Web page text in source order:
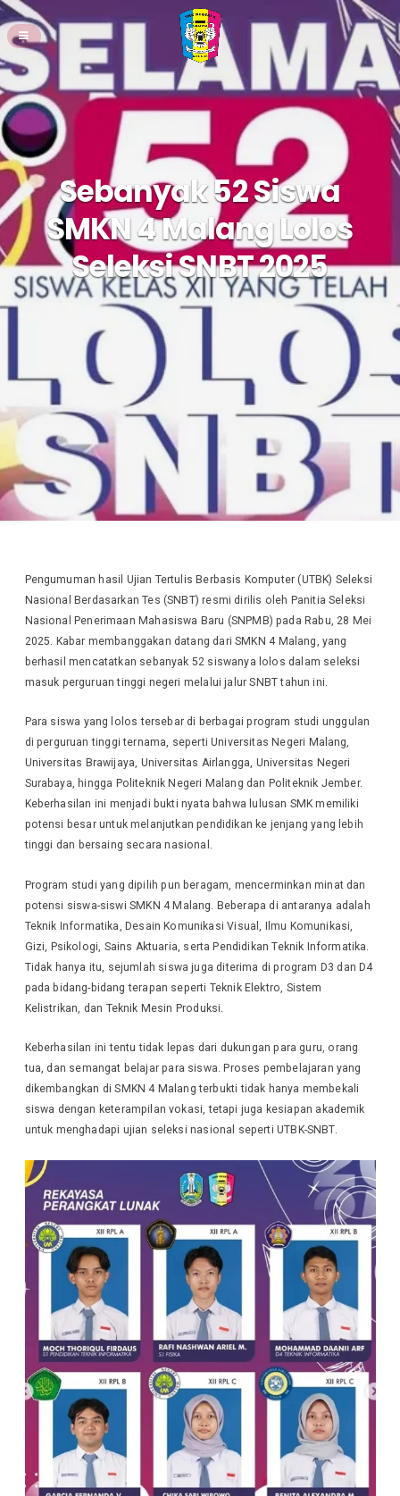
Sebanyak 52 Siswa
SMKN 4 Malang Lolos
Seleksi SNBT 2025
Pengumuman hasil Ujian Tertulis Berbasis Komputer (UTBK) Seleksi
Nasional Berdasarkan Tes (SNBT) resmi dirilis oleh Panitia Seleksi
Nasional Penerimaan Mahasiswa Baru (SNPMB) pada Rabu, 28 Mei
2025. Kabar membanggakan datang dari SMKN 4 Malang, yang
berhasil mencatatkan sebanyak 52 siswanya lolos dalam seleksi
masuk perguruan tinggi negeri melalui jalur SNBT tahun ini.
Para siswa yang lolos tersebar di berbagai program studi unggulan
di perguruan tinggi ternama, seperti Universitas Negeri Malang,
Universitas Brawijaya, Universitas Airlangga, Universitas Negeri
Surabaya, hingga Politeknik Negeri Malang dan Politeknik Jember.
Keberhasilan ini menjadi bukti nyata bahwa lulusan SMK memiliki
potensi besar untuk melanjutkan pendidikan ke jenjang yang lebih
tinggi dan bersaing secara nasional.
Program studi yang dipilih pun beragam, mencerminkan minat dan
potensi siswa-siswi SMKN 4 Malang. Beberapa di antaranya adalah
Teknik Informatika, Desain Komunikasi Visual, Ilmu Komunikasi,
Gizi, Psikologi, Sains Aktuaria, serta Pendidikan Teknik Informatika.
Tidak hanya itu, sejumlah siswa juga diterima di program D3 dan D4
pada bidang-bidang terapan seperti Teknik Elektro, Sistem
Kelistrikan, dan Teknik Mesin Produksi.
Keberhasilan ini tentu tidak lepas dari dukungan para guru, orang
tua, dan semangat belajar para siswa. Proses pembelajaran yang
dikembangkan di SMKN 4 Malang terbukti tidak hanya membekali
siswa dengan keterampilan vokasi, tetapi juga kesiapan akademik
untuk menghadapi ujian seleksi nasional seperti UTBK-SNBT.